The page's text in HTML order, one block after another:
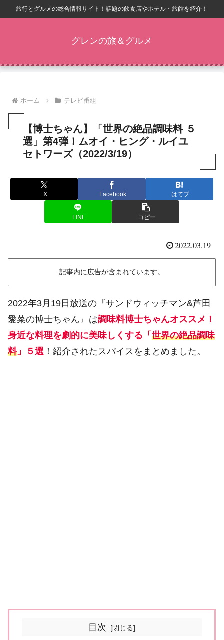
旅行とグルメの総合情報サイト！話題の飲食店やホテル・旅館を紹介！
グレンの旅＆グルメ
ホーム テレビ番組
【博士ちゃん】「世界の絶品調味料 ５
選」第4弾！ムオイ・ヒング・ルイユ
セトワーズ（2022/3/19）
X Facebook はてブ
LINE コピー
2022.03.19
記事内に広告が含まれています。
2022年3月19日放送の『サンドウィッチマン&芦田
愛菜の博士ちゃん』は調味料博士ちゃんオススメ！
身近な料理を劇的に美味しくする「 世界の絶品調味
料」５選 ！紹介されたスパイスをまとめました。
目次